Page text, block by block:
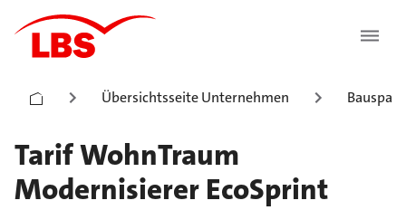
Übersichtsseite Unternehmen
Tarif WohnTraum
Modernisierer EcoSprint